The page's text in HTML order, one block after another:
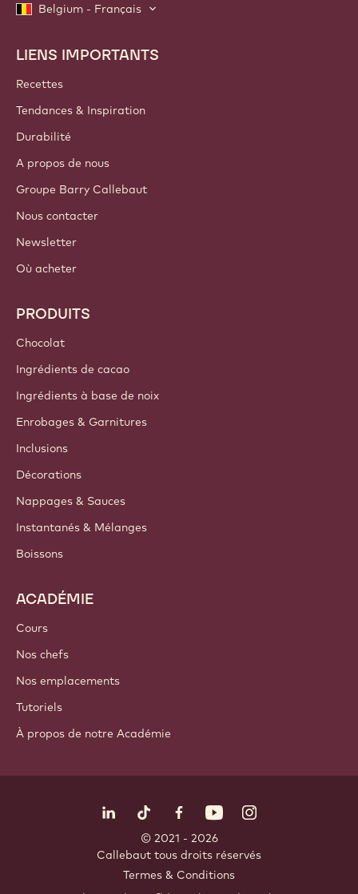
Belgium - Français
Footer
Callebaut
LIENS IMPORTANTS
Recettes
Tendances & Inspiration
Durabilité
A propos de nous
Groupe Barry Callebaut
Nous contacter
Newsletter
Où acheter
PRODUITS
Chocolat
Ingrédients de cacao
Ingrédients à base de noix
Enrobages & Garnitures
Inclusions
Décorations
Nappages & Sauces
Instantanés & Mélanges
Boissons
ACADÉMIE
Cours
Nos chefs
Nos emplacements
Tutoriels
À propos de notre Académie
LinkedIn Opens in a new window.
TikTok Opens in a new window.
Facebook Opens in a new
YouTubeInstagram
© 2021 - 2026
Callebaut tous droits réservés
Termes & Conditions